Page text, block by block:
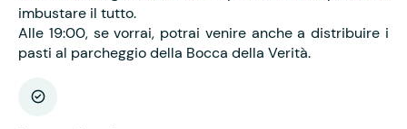
imbustare il tutto.
Alle 19:00, se vorrai, potrai venire anche a distribuire i
pasti al parcheggio della Bocca della Verità.